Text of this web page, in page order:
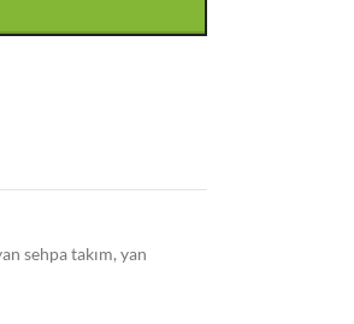
sehpa takım, yan